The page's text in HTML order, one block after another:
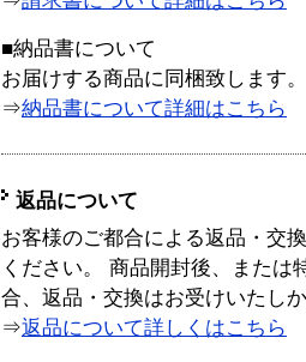
■納品書について
お届けする商品に同梱致します。
⇒納品書について詳細はこちら
返品について
お客様のご都合による返品・交
ください。 商品開封後、または
合、返品・交換はお受けいたし
⇒返品について詳しくはこちら